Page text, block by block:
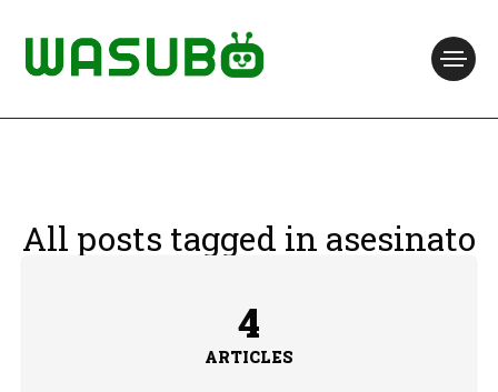
All posts tagged in asesinato
4
ARTICLES